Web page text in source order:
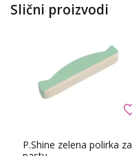
Slični proizvodi
P.Shine zelena polirka za